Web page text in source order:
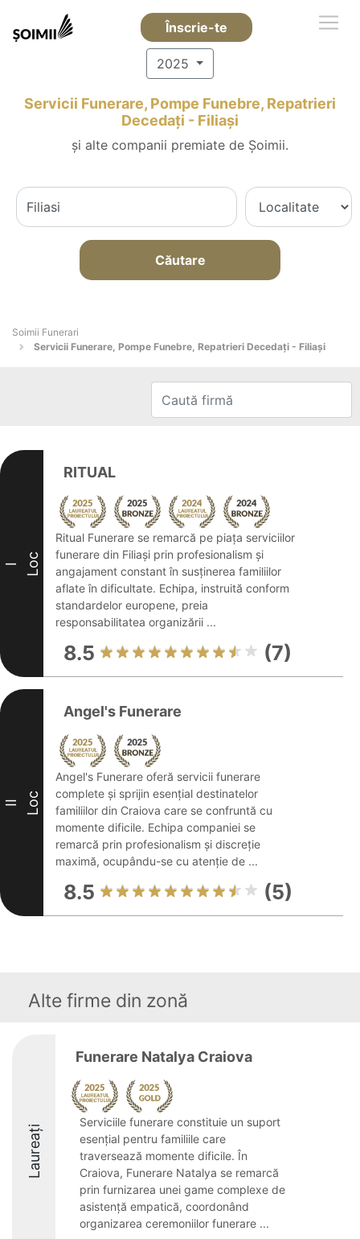
Înscrie-te
2025
Servicii Funerare, Pompe Funebre, Repatrieri
Decedați - Filiaşi
și alte companii premiate de Șoimii.
Căutare
Soimii Funerari
Servicii Funerare, Pompe Funebre, Repatrieri Decedați - Filiaşi
I Loc
RITUAL
Ritual Funerare se remarcă pe piața serviciilor
funerare din Filiași prin profesionalism și
angajament constant în susținerea familiilor
aflate în dificultate. Echipa, instruită conform
standardelor europene, preia
responsabilitatea organizării ...
8.5 (7)
II Loc
Angel's Funerare
Angel's Funerare oferă servicii funerare
complete și sprijin esențial destinatelor
familiilor din Craiova care se confruntă cu
momente dificile. Echipa companiei se
remarcă prin profesionalism și discreție
maximă, ocupându-se cu atenție de ...
8.5 (5)
Alte firme din zonă
Laureați
Funerare Natalya Craiova
Serviciile funerare constituie un suport
esențial pentru familiile care
traversează momente dificile. În
Craiova, Funerare Natalya se remarcă
prin furnizarea unei game complexe de
asistență empatică, coordonând
organizarea ceremoniilor funerare ...